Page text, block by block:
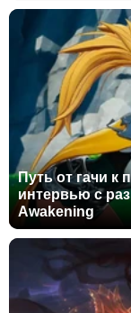
Путь от гачи к
интервью с
Awakening